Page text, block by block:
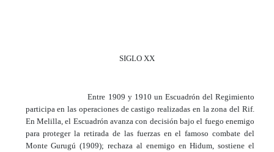
SIGLO XX
Entre 1909 y 1910 un Escuadrón del Regimiento
participa en las operaciones de castigo realizadas en la zona del Rif.
En Melilla, el Escuadrón avanza con decisión bajo el fuego enemigo
para proteger la retirada de las fuerzas en el famoso combate del
Monte Gurugú (1909); rechaza al enemigo en Hidum, sostiene el